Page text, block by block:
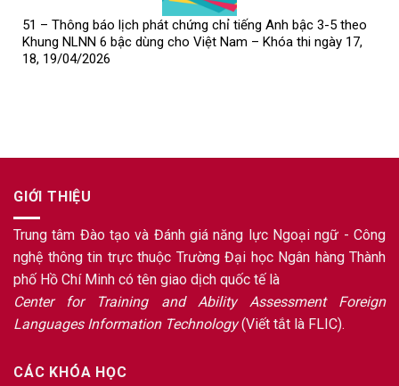
51 – Thông báo lịch phát chứng chỉ tiếng Anh bậc 3-5 theo
Khung NLNN 6 bậc dùng cho Việt Nam – Khóa thi ngày 17,
18, 19/04/2026
GIỚI THIỆU
Trung tâm Đào tạo và Đánh giá năng lực Ngoại ngữ - Công
nghệ thông tin trực thuộc Trường Đại học Ngân hàng Thành
phố Hồ Chí Minh có tên giao dịch quốc tế là
Center for Training and Ability Assessment Foreign
Languages Information Technology(Viết tắt là FLIC).
CÁC KHÓA HỌC